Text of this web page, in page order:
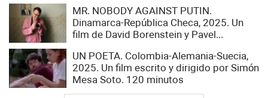
MR. NOBODY AGAINST PUTIN.
Dinamarca-República Checa, 2025. Un
film de David Borenstein y Pavel...
UN POETA. Colombia-Alemania-Suecia,
2025. Un film escrito y dirigido por Simón
Mesa Soto. 120 minutos